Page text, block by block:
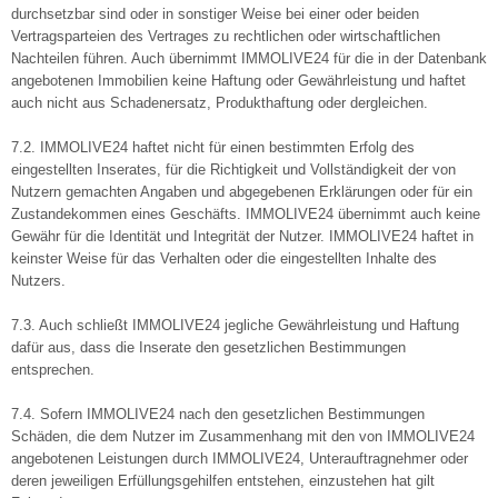
durchsetzbar sind oder in sonstiger Weise bei einer oder beiden
Vertragsparteien des Vertrages zu rechtlichen oder wirtschaftlichen
Nachteilen führen. Auch übernimmt IMMOLIVE24 für die in der Datenbank
angebotenen Immobilien keine Haftung oder Gewährleistung und haftet
auch nicht aus Schadenersatz, Produkthaftung oder dergleichen.
7.2. IMMOLIVE24 haftet nicht für einen bestimmten Erfolg des
eingestellten Inserates, für die Richtigkeit und Vollständigkeit der von
Nutzern gemachten Angaben und abgegebenen Erklärungen oder für ein
Zustandekommen eines Geschäfts. IMMOLIVE24 übernimmt auch keine
Gewähr für die Identität und Integrität der Nutzer. IMMOLIVE24 haftet in
keinster Weise für das Verhalten oder die eingestellten Inhalte des
Nutzers.
7.3. Auch schließt IMMOLIVE24 jegliche Gewährleistung und Haftung
dafür aus, dass die Inserate den gesetzlichen Bestimmungen
entsprechen.
7.4. Sofern IMMOLIVE24 nach den gesetzlichen Bestimmungen
Schäden, die dem Nutzer im Zusammenhang mit den von IMMOLIVE24
angebotenen Leistungen durch IMMOLIVE24, Unterauftragnehmer oder
deren jeweiligen Erfüllungsgehilfen entstehen, einzustehen hat gilt